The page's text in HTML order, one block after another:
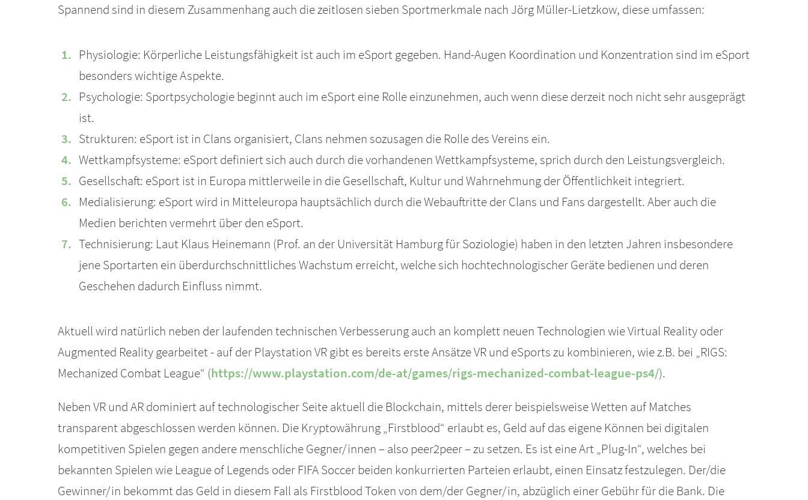
Spannend sind in diesem Zusammenhang auch die zeitlosen sieben Sportmerkmale nach Jörg Müller-Lietzkow, diese umfassen:
Physiologie: Körperliche Leistungsfähigkeit ist auch im eSport gegeben. Hand-Augen Koordination und Konzentration sind im eSport
besonders wichtige Aspekte.
Psychologie: Sportpsychologie beginnt auch im eSport eine Rolle einzunehmen, auch wenn diese derzeit noch nicht sehr ausgeprägt
ist.
Strukturen: eSport ist in Clans organisiert, Clans nehmen sozusagen die Rolle des Vereins ein.
Wettkampfsysteme: eSport definiert sich auch durch die vorhandenen Wettkampfsysteme, sprich durch den Leistungsvergleich.
Gesellschaft: eSport ist in Europa mittlerweile in die Gesellschaft, Kultur und Wahrnehmung der Öffentlichkeit integriert.
Medialisierung: eSport wird in Mitteleuropa hauptsächlich durch die Webauftritte der Clans und Fans dargestellt. Aber auch die
Medien berichten vermehrt über den eSport.
Technisierung: Laut Klaus Heinemann (Prof. an der Universität Hamburg für Soziologie) haben in den letzten Jahren insbesondere
jene Sportarten ein überdurchschnittliches Wachstum erreicht, welche sich hochtechnologischer Geräte bedienen und deren
Geschehen dadurch Einfluss nimmt.
Aktuell wird natürlich neben der laufenden technischen Verbesserung auch an komplett neuen Technologien wie Virtual Reality oder
Augmented Reality gearbeitet - auf der Playstation VR gibt es bereits erste Ansätze VR und eSports zu kombinieren, wie z.B. bei „RIGS:
Mechanized Combat League“ (https://www.playstation.com/de-at/games/rigs-mechanized-combat-league-ps4/).
Neben VR und AR dominiert auf technologischer Seite aktuell die Blockchain, mittels derer beispielsweise Wetten auf Matches
transparent abgeschlossen werden können. Die Kryptowährung „Firstblood“ erlaubt es, Geld auf das eigene Können bei digitalen
kompetitiven Spielen gegen andere menschliche Gegner/innen – also peer2peer – zu setzen. Es ist eine Art „Plug-In“, welches bei
bekannten Spielen wie League of Legends oder FIFA Soccer beiden konkurrierten Parteien erlaubt, einen Einsatz festzulegen. Der/die
Gewinner/in bekommt das Geld in diesem Fall als Firstblood Token von dem/der Gegner/in, abzüglich einer Gebühr für die Bank. Die